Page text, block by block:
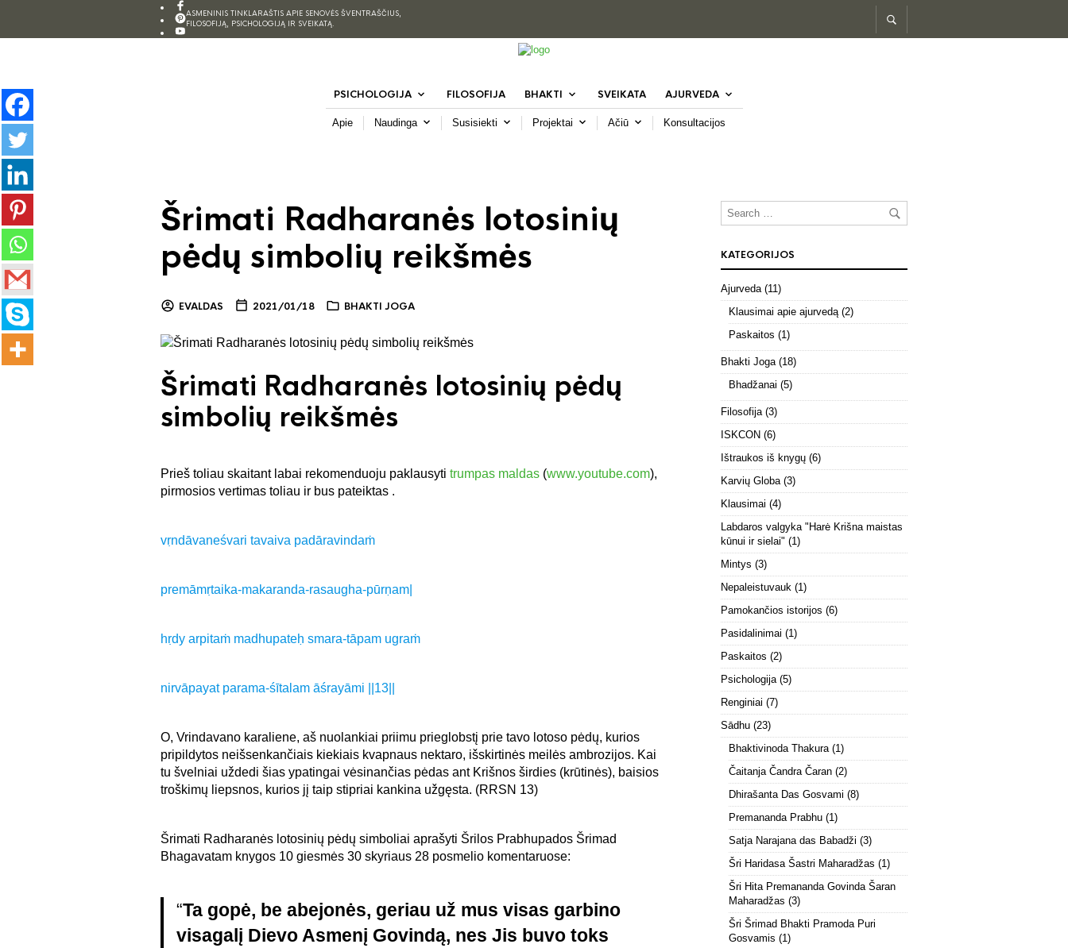
ASMENINIS TINKLARAŠTIS APIE SENOVĖS ŠVENTRAŠČIUS,
FILOSOFIJĄ, PSICHOLOGIJĄ IR SVEIKATĄ.
PSICHOLOGIJA FILOSOFIJA BHAKTI SVEIKATA AJURVEDA
Apie Naudinga Susisiekti Projektai Ačiū Konsultacijos
Šrimati Radharanės lotosinių
pėdų simbolių reikšmės
EVALDAS 2021/01/18 BHAKTI JOGA
Šrimati Radharanės lotosinių pėdų
simbolių reikšmės
Prieš toliau skaitant labai rekomenduoju paklausyti trumpas maldas (www.youtube.com),
pirmosios vertimas toliau ir bus pateiktas .
vṛndāvaneśvari tavaiva padāravindaṁ
premāmṛtaika-makaranda-rasaugha-pūrṇam|
hṛdy arpitaṁ madhupateḥ smara-tāpam ugraṁ
nirvāpayat parama-śītalam āśrayāmi ||13||
O, Vrindavano karaliene, aš nuolankiai priimu prieglobstį prie tavo lotoso pėdų, kurios
pripildytos neišsenkančiais kiekiais kvapnaus nektaro, išskirtinės meilės ambrozijos. Kai
tu švelniai uždedi šias ypatingai vėsinančias pėdas ant Krišnos širdies (krūtinės), baisios
troškimų liepsnos, kurios jį taip stipriai kankina užgęsta. (RRSN 13)
Šrimati Radharanės lotosinių pėdų simboliai aprašyti Šrilos Prabhupados Šrimad
Bhagavatam knygos 10 giesmės 30 skyriaus 28 posmelio komentaruose:
“Ta gopė, be abejonės, geriau už mus visas garbino
visagalį Dievo Asmenį Govindą, nes Jis buvo toks
KATEGORIJOS
Ajurveda (11)
Klausimai apie ajurvedą (2)
Paskaitos (1)
Bhakti Joga (18)
Bhadžanai (5)
Filosofija (3)
ISKCON (6)
Ištraukos iš knygų (6)
Karvių Globa (3)
Klausimai (4)
Labdaros valgyka "Harė Krišna maistas
kūnui ir sielai" (1)
Mintys (3)
Nepaleistuvauk (1)
Pamokančios istorijos (6)
Pasidalinimai (1)
Paskaitos (2)
Psichologija (5)
Renginiai (7)
Sādhu (23)
Bhaktivinoda Thakura (1)
Čaitanja Čandra Čaran (2)
Dhirašanta Das Gosvami (8)
Premananda Prabhu (1)
Satja Narajana das Babadži (3)
Šri Haridasa Šastri Maharadžas (1)
Šri Hita Premananda Govinda Šaran
Maharadžas (3)
Šri Šrimad Bhakti Pramoda Puri
Gosvamis (1)